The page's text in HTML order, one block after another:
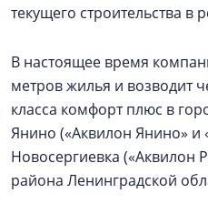
текущего строительства в
В настоящее время
метров жилья и возводит
класса комфорт плюс в
Янино («Аквилон Янино» и
Новосергиевка («Аквилон
района Ленинградской